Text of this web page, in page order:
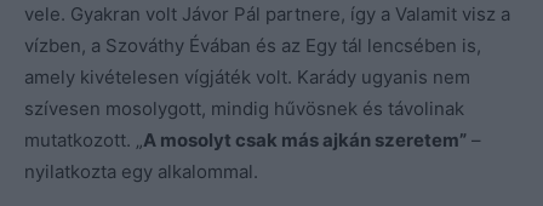
vele. Gyakran volt Jávor Pál partnere, így a Valamit visz a
vízben, a Szováthy Évában és az Egy tál lencsében is,
amely kivételesen vígjáték volt. Karády ugyanis nem
szívesen mosolygott, mindig hűvösnek és távolinak
mutatkozott. „ A mosolyt csak más ajkán szeretem” –
nyilatkozta egy alkalommal.